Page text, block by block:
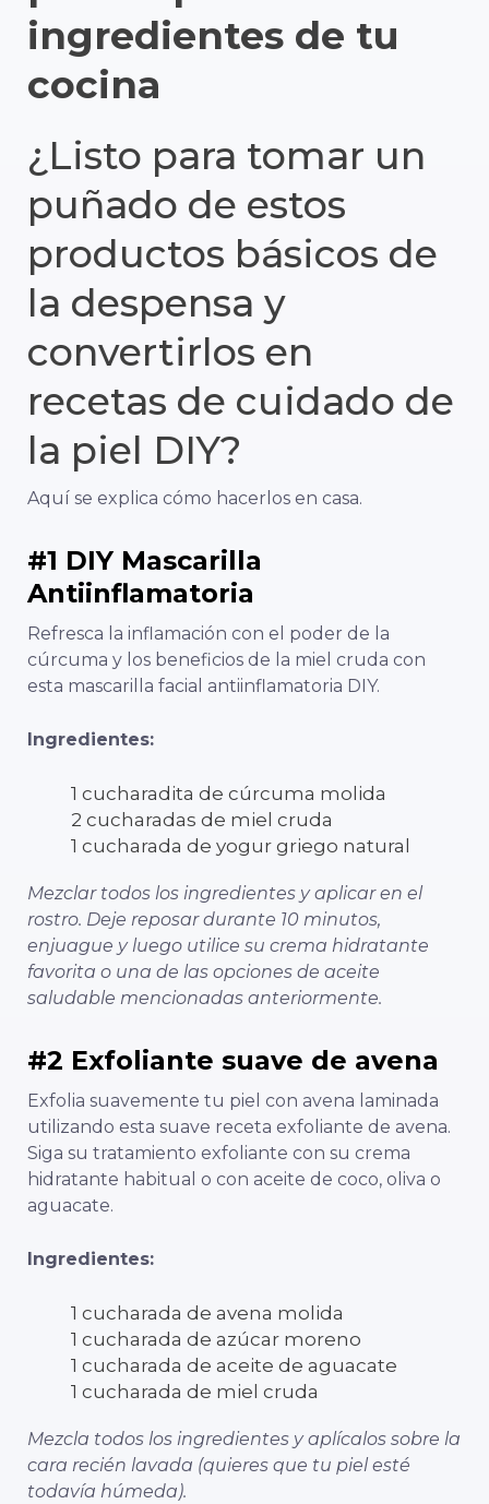
ingredientes de tu
cocina
¿Listo para tomar un
puñado de estos
productos básicos de
la despensa y
convertirlos en
recetas de cuidado de
la piel DIY?
Aquí se explica cómo hacerlos en casa.
#1 DIY Mascarilla
Antiinflamatoria
Refresca la inflamación con el poder de la
cúrcuma y los beneficios de la miel cruda con
esta mascarilla facial antiinflamatoria DIY.
Ingredientes:
1 cucharadita de cúrcuma molida
2 cucharadas de miel cruda
1 cucharada de yogur griego natural
Mezclar todos los ingredientes y aplicar en el
rostro. Deje reposar durante 10 minutos,
enjuague y luego utilice su crema hidratante
favorita o una de las opciones de aceite
saludable mencionadas anteriormente.
#2 Exfoliante suave de avena
Exfolia suavemente tu piel con avena laminada
utilizando esta suave receta exfoliante de avena.
Siga su tratamiento exfoliante con su crema
hidratante habitual o con aceite de coco, oliva o
aguacate.
Ingredientes:
1 cucharada de avena molida
1 cucharada de azúcar moreno
1 cucharada de aceite de aguacate
1 cucharada de miel cruda
Mezcla todos los ingredientes y aplícalos sobre la
cara recién lavada (quieres que tu piel esté
todavía húmeda).